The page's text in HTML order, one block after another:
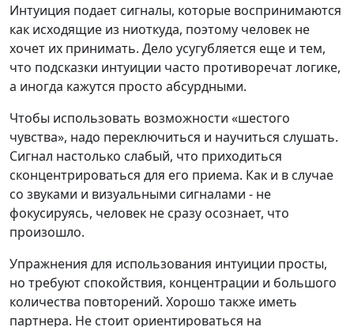
Интуиция подает сигналы, которые воспринимаются
как исходящие из ниоткуда, поэтому человек не
хочет их принимать. Дело усугубляется еще и тем,
что подсказки интуиции часто противоречат логике,
а иногда кажутся просто абсурдными.
Чтобы использовать возможности «шестого
чувства», надо переключиться и научиться слушать.
Сигнал настолько слабый, что приходиться
сконцентрироваться для его приема. Как и в случае
со звуками и визуальными сигналами - не
фокусируясь, человек не сразу осознает, что
произошло.
Упражнения для использования интуиции просты,
но требуют спокойствия, концентрации и большого
количества повторений. Хорошо также иметь
партнера. Не стоит ориентироваться на